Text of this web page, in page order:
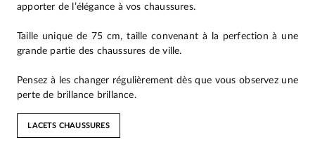
apporter de l’élégance à vos chaussures.
Taille unique de 75 cm, taille convenant à la perfection à une
grande partie des chaussures de ville.
Pensez à les changer régulièrement dès que vous observez une
perte de brillance brillance.
LACETS CHAUSSURES